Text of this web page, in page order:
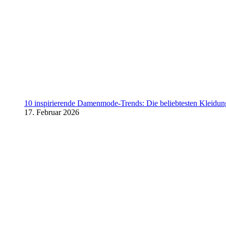
10 inspirierende Damenmode-Trends: Die beliebtesten
17. Februar 2026